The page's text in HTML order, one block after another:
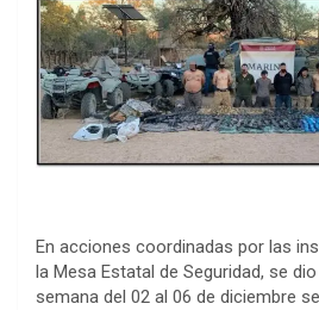
En acciones coordinadas por las
la Mesa Estatal de Seguridad, se
semana del 02 al 06 de diciembre